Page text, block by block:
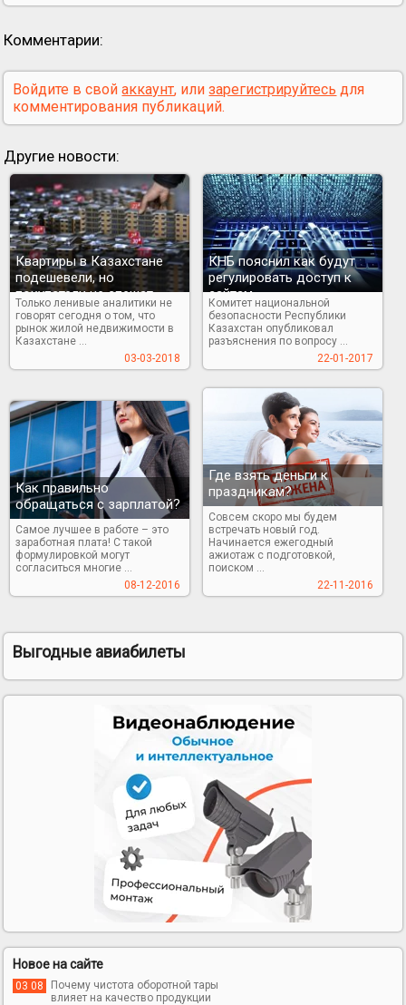
Комментарии:
Войдите в свойаккаунт, илизарегистрируйтесь для
комментирования публикаций.
Другие новости:
Квартиры в Казахстане
подешевели, но
покупатели не спешат
Только ленивые аналитики не
говорят сегодня о том, что
рынок жилой недвижимости в
Казахстане ...
03-03-2018
КНБ пояснил как будут
регулировать доступ к
сайтам
Комитет национальной
безопасности Республики
Казахстан опубликовал
разъяснения по вопросу ...
22-01-2017
Как правильно
обращаться с зарплатой?
Самое лучшее в работе – это
заработная плата! С такой
формулировкой могут
согласиться многие ...
08-12-2016
Где взять деньги к
праздникам?
Совсем скоро мы будем
встречать новый год.
Начинается ежегодный
ажиотаж с подготовкой,
поиском ...
22-11-2016
Выгодные авиабилеты
Новое на сайте
03 08
Почему чистота оборотной тары
влияет на качество продукции